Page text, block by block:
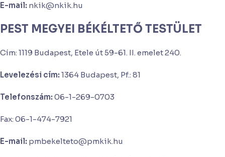
E-mail: nkik@nkik.hu
PEST MEGYEI BÉKÉLTETŐ TESTÜLET
Cím: 1119 Budapest, Etele út 59-61. II. emelet 240.
Levelezési cím: 1364 Budapest, Pf.: 81
Telefonszám: 06-1-269-0703
Fax: 06-1-474-7921
E-mail: pmbekelteto@pmkik.hu